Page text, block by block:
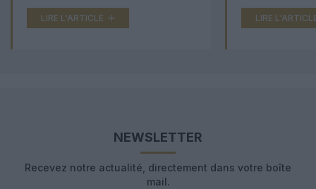
LIRE L'ARTICLE LIRE
NEWSLETTER
Recevez notre actualité, directement dans votre boîte
mail.